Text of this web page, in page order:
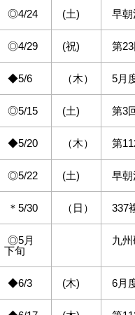
◎4/24 (土) 早
◎4/29 (祝) 第
◆5/6 （木） 5月
◎5/15 (土) 第3
◆5/20 （木） 第
◎5/22 (土) 早
＊5/30 （日） 337
◎5月
下旬
九
◆6/3 (木) 6月